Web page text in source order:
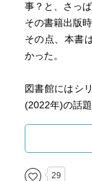
事？と、さっ
その書籍出版
その点、本書
かった。
図書館にはシ
(2022年)の話
あたりだった
でも、舞台俳
29